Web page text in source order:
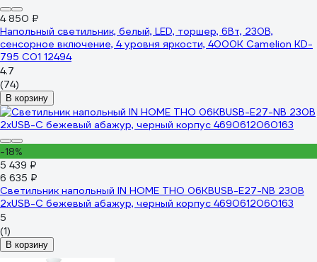
4 850 ₽
Напольный светильник, белый, LED, торшер, 6Вт, 230В,
сенсорное включение, 4 уровня яркости, 4000К Camelion KD-
795 C01 12494
4.7
(74)
В корзину
-18%
5 439 ₽
6 635 ₽
Светильник напольный IN HOME ТНО 06КВUSB-Е27-NB 230В
2хUSB-C бежевый абажур, черный корпус 4690612060163
5
(1)
В корзину